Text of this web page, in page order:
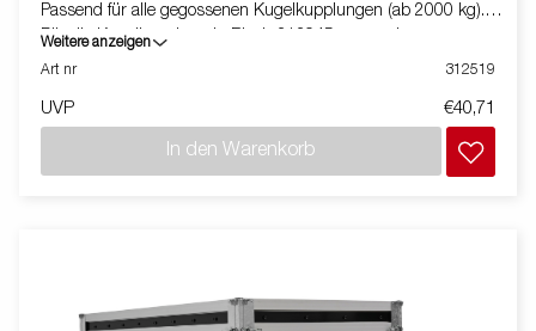
Passend für alle gegossenen Kugelkupplungen (ab 2000 kg).
Für die Kugelkupplung in Blech 313945 verwenden.
Weitere anzeigen
Art nr
312519
UVP €40,71
In den Warenkorb